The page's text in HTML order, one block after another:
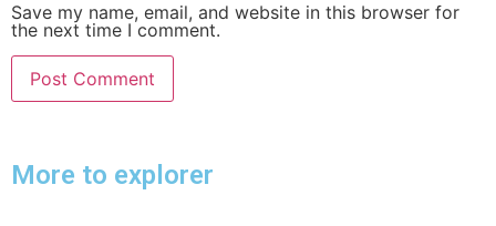
Save my name, email, and website in this browser for
the next time I comment.
More to explorer